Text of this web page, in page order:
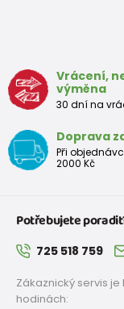
Vrácení,
výměna
30 dní na
Doprava
Při
2000 Kč
Potřebujete
725 518 759
Zákaznický servis
hodinách: